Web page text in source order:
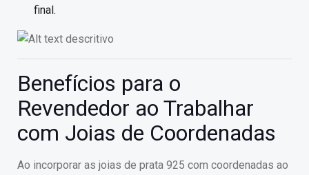
final.
Benefícios para o
Revendedor ao Trabalhar
com Joias de Coordenadas
Ao incorporar as joias de prata 925 com coordenadas ao